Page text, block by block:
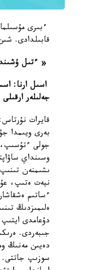
ءبىرى
قابىلدادى.
« ءتىل
اسىل ارنا:
جەلىلەر
قايرات
بەرى ويىمدا
جولى ءتۇسىپ،
وسىنداي
ىشىمنەن
نيەت ەتىپ،
ءساتىم
ەلىمىزدىڭ
دۇعامدى
جىبەردى.
دەيىن مەنىڭ
سوزىپ جاتتى.